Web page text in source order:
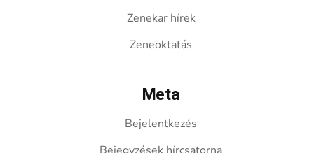
Zenekar hírek
Zeneoktatás
Meta
Bejelentkezés